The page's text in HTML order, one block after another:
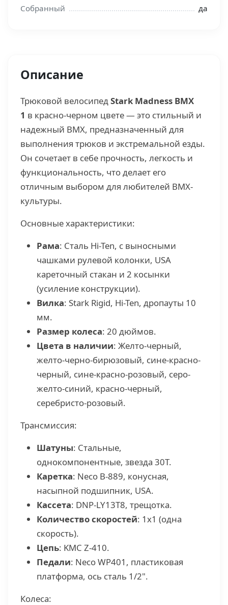
Собранный
да
Описание
Трюковой велосипедStark Madness BMX
1 в красно-черном цвете — это стильный и
надежный BMX, предназначенный для
выполнения трюков и экстремальной езды.
Он сочетает в себе прочность, легкость и
функциональность, что делает его
отличным выбором для любителей BMX-
культуры.
Основные характеристики:
Рама: Сталь Hi-Ten, с выносными
чашками рулевой колонки, USA
кареточный стакан и 2 косынки
(усиление конструкции).
Вилка: Stark Rigid, Hi-Ten, дропауты 10
мм.
Размер колеса: 20 дюймов.
Цвета в наличии: Желто-черный,
желто-черно-бирюзовый, сине-красно-
черный, сине-красно-розовый, серо-
желто-синий, красно-черный,
серебристо-розовый.
Трансмиссия:
Шатуны: Стальные,
однокомпонентные, звезда 30T.
Каретка: Neco B-889, конусная,
насыпной подшипник, USA.
Кассета: DNP-LY13T8, трещотка.
Количество скоростей: 1х1 (одна
скорость).
Цепь: KMC Z-410.
Педали: Neco WP401, пластиковая
платформа, ось сталь 1/2".
Колеса: